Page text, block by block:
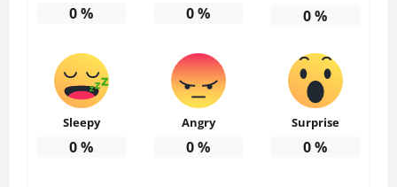
0% 0% 0%
Sleepy
0%
Angry
0%
Surprise
0%